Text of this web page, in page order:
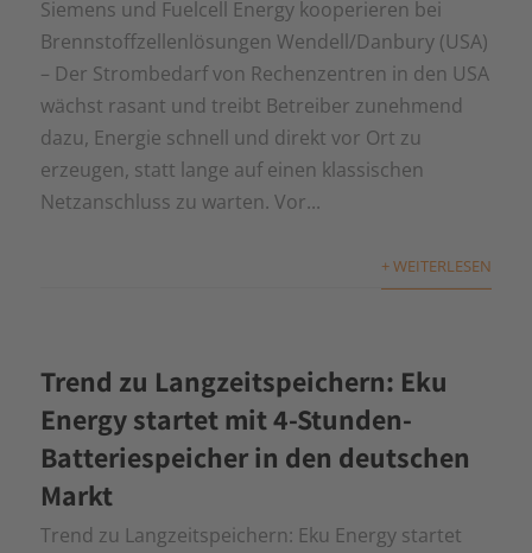
Siemens und Fuelcell Energy kooperieren bei
Brennstoffzellenlösungen Wendell/Danbury (USA)
– Der Strombedarf von Rechenzentren in den USA
wächst rasant und treibt Betreiber zunehmend
dazu, Energie schnell und direkt vor Ort zu
erzeugen, statt lange auf einen klassischen
Netzanschluss zu warten. Vor...
+ WEITERLESEN
Trend zu Langzeitspeichern: Eku
Energy startet mit 4-Stunden-
Batteriespeicher in den deutschen
Markt
Trend zu Langzeitspeichern: Eku Energy startet